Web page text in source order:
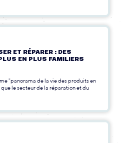
ET RÉPARER : DES
EN PLUS FAMILIERS
"panorama de la vie des produits en
le secteur de la réparation et du